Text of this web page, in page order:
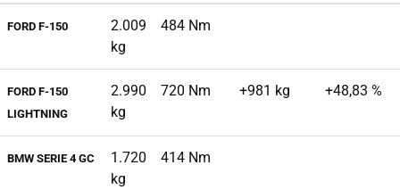
FORD F-150
2.009
kg
484 Nm
FORD F-150
LIGHTNING
2.990
kg
720 Nm +981 kg +48,83 %
BMW SERIE 4 GC
1.720
kg
414 Nm